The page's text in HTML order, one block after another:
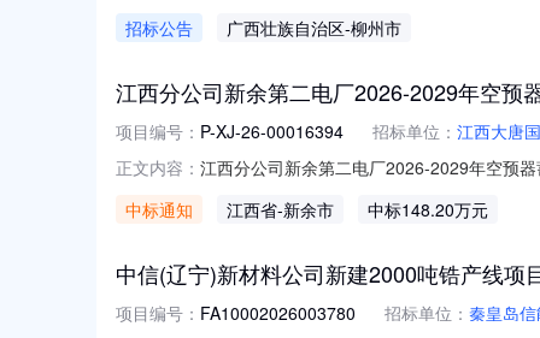
码供应商名称中标数量中标金额中标比例1
招标公告 广西壮族自治区-柳州市
江西分公司新余第二电厂2026-2029年空预
项目编号： P-XJ-26-00016394 招标单位： 江西大唐
正文内容： 江西分公司新余第二电厂2026-2029年空预
2026-08-0517:00:00七、结果公告日期：
中标通知 江西省-新余市 中标148.20万元
中信(辽宁)新材料公司新建2000吨锆产线项
项目编号： FA10002026003780 招标单位： 秦皇岛